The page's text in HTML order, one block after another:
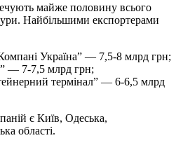
майже половину всього
Найбільшими експортерами
Україна” — 7,5-8 млрд грн;
— 7-7,5 млрд грн;
термінал” — 6-6,5 млрд
є Київ, Одеська,
області.